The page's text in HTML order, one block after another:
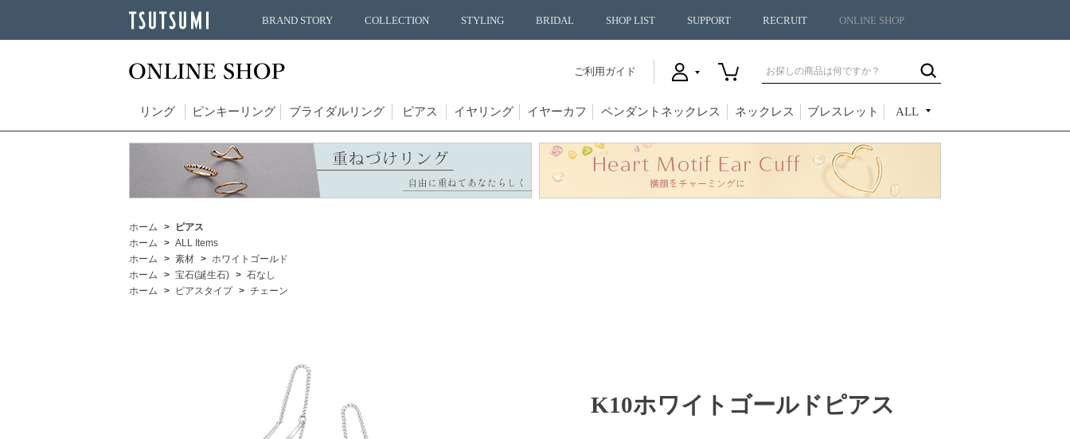
BRAND STORY COLLECTION STYLING BRIDAL SHOP LIST SUPPORT RECRUIT ONLINE SHOP
ご利用ガイド
リング ピンキーリング ブライダルリング ピアス イヤリング イヤーカフ ペンダントネックレス ネックレス ブレスレット ALL
ホーム
ピアス
ホーム
ALL Items
ホーム
素材
ホワイトゴールド
ホーム
宝石(誕生石)
石なし
ホーム
ピアスタイプ チェーン
K10ホワイトゴールドピアス